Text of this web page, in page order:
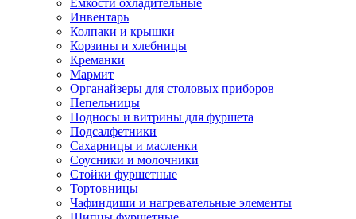
Емкости охладительные
Инвентарь
Колпаки и крышки
Корзины и хлебницы
Креманки
Мармит
Органайзеры для столовых приборов
Пепельницы
Подносы и витрины для фуршета
Подсалфетники
Сахарницы и масленки
Соусники и молочники
Стойки фуршетные
Тортовницы
Чафиндиши и нагревательные элементы